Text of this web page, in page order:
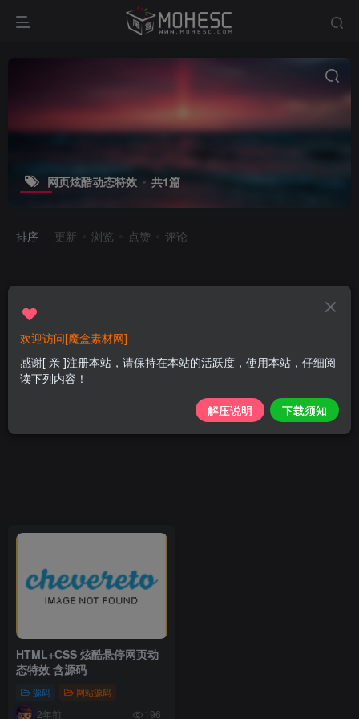
网页炫酷动态特效 共1篇
排序 更新 浏览 点赞 评论
HTML+CSS 炫酷悬停网页动
态特效 含源码
源码 网站源码
2年前 196
欢迎访问[魔盒素材网]
感谢[ 亲 ]注册本站，请保持在本站的活跃度，使用本站，仔细阅
读下列内容！
解压说明 下载须知